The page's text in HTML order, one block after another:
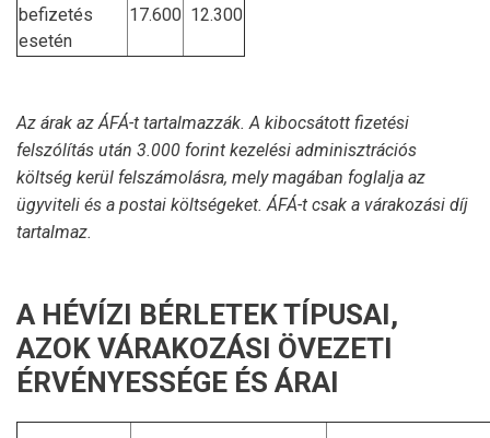
befizetés
esetén
17.600 12.300
Az árak az ÁFÁ-t tartalmazzák. A kibocsátott fizetési
felszólítás után 3.000 forint kezelési adminisztrációs
költség kerül felszámolásra, mely magában foglalja az
ügyviteli és a postai költségeket. ÁFÁ-t csak a várakozási díj
tartalmaz.
A HÉVÍZI BÉRLETEK TÍPUSAI,
AZOK VÁRAKOZÁSI ÖVEZETI
ÉRVÉNYESSÉGE ÉS ÁRAI